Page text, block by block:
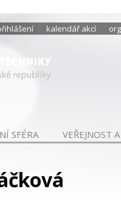
kalendář akcí
SFÉRA VEŘEJNOST